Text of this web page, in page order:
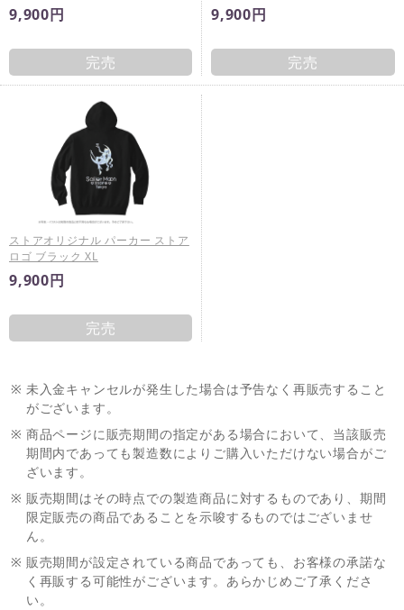
9,900円
完売
9,900円
完売
ストアオリジナル パーカー ストア
ロゴ ブラック XL
9,900円
完売
※ 未入金キャンセルが発生した場合は予告なく再販売すること
がございます。
※ 商品ページに販売期間の指定がある場合において、当該販売
期間内であっても製造数によりご購入いただけない場合がご
ざいます。
※ 販売期間はその時点での製造商品に対するものであり、期間
限定販売の商品であることを示唆するものではございませ
ん。
※ 販売期間が設定されている商品であっても、お客様の承諾な
く再販する可能性がございます。あらかじめご了承くださ
い。